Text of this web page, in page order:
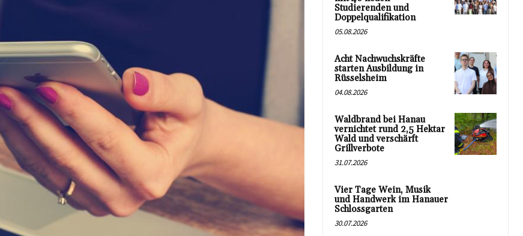
Studierenden und
Doppelqualifikation
05.08.2026
Acht Nachwuchskräfte
starten Ausbildung in
Rüsselsheim
04.08.2026
Waldbrand bei Hanau
vernichtet rund 2,5 Hektar
Wald und verschärft
Grillverbote
31.07.2026
Vier Tage Wein, Musik
und Handwerk im Hanauer
Schlossgarten
30.07.2026